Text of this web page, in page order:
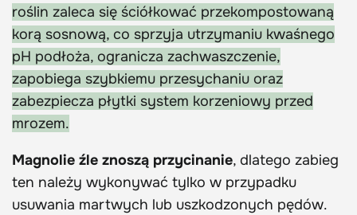
roślin zaleca się ściółkować przekompostowaną
korą sosnową, co sprzyja utrzymaniu kwaśnego
pH podłoża, ogranicza zachwaszczenie,
zapobiega szybkiemu przesychaniu oraz
zabezpiecza płytki system korzeniowy przed
mrozem.
Magnolie źle znoszą przycinanie, dlatego zabieg
ten należy wykonywać tylko w przypadku
usuwania martwych lub uszkodzonych pędów.